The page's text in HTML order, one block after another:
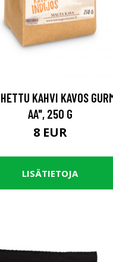
KAHVI KAVOS
AA", 250 G
8 EUR
LISÄTIETOJA